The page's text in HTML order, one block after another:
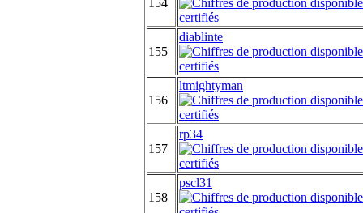
155
diablinte
156
ltmightyman
157
rp34
158
pscl31